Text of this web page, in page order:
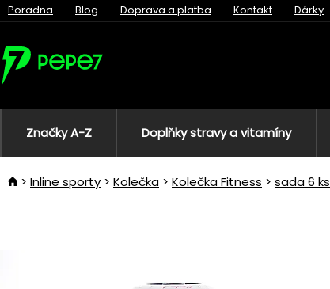
Poradna Blog Doprava a platba Kontakt Dárky
Značky A-Z Doplňky stravy a vitamíny
Inline sporty Kolečka Kolečka Fitness sada 6 ks